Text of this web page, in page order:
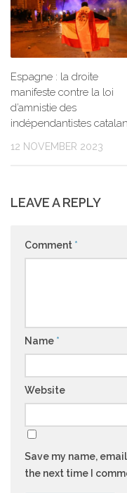
Espagne : la droite
manifeste contre la loi
d’amnistie des
indépendantistes
12 NOVEMBER 2023
LEAVE A REPLY
Comment *
Name *
Website
Save my name,
the next time I